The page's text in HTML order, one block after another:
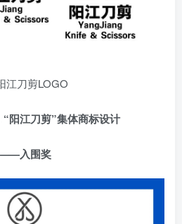
刀剪LOGO
阳江刀剪”集体商标设计
入围奖